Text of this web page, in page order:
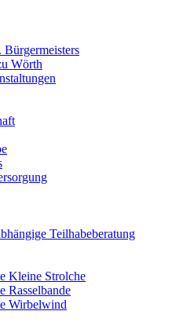
Wörth
Teilhabeberatung
Kleine Strolche
Rasselbande
Wirbelwind